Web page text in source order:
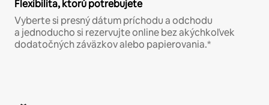
Flexibilita, ktorú potrebujete
Vyberte si presný dátum príchodu a odchodu
a jednoducho si rezervujte online bez akýchkoľvek
dodatočných záväzkov alebo papierovania.*